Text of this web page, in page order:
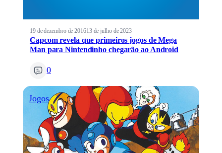
19 de dezembro de 201613 de julho de 2023
Capcom revela que primeiros jogos de Mega
Man para Nintendinho chegarão ao Android
0
Jogos